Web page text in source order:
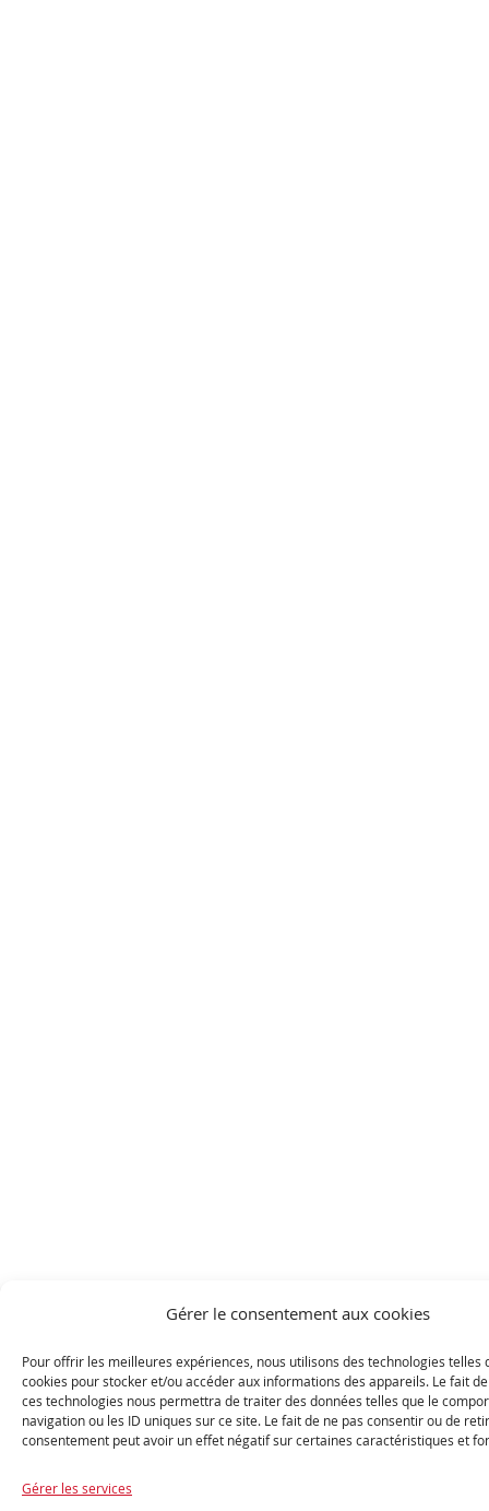
Gérer le consentement aux cookies
Pour offrir les meilleures expériences, nous utilisons des technologies telles
cookies pour stocker et/ou accéder aux informations des appareils. Le fait
ces technologies nous permettra de traiter des données telles que le
navigation ou les ID uniques sur ce site. Le fait de ne pas consentir ou de
consentement peut avoir un effet négatif sur certaines caractéristiques et
Gérer les services